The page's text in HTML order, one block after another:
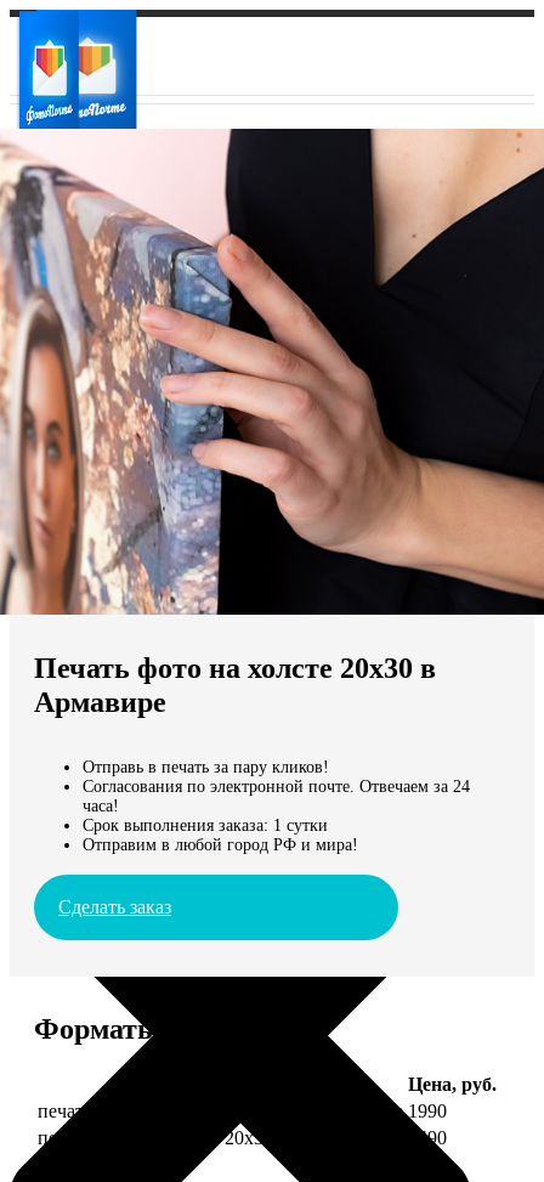
Ваш город:
Ваш регион доставки
Выберите из списка:
Мы доставляем по всему миру
Продолжить без города
Печать фото на холсте 20х30 в
Армавире
Отправь в печать за пару кликов!
Согласования по электронной почте. Отвечаем за 24
часа!
Срок выполнения заказа: 1 сутки
Отправим в любой город РФ и мира!
Сделать заказ
Форматы и цены
Цена, руб.
печать фото на холсте 20х30 на подрамнике 1990
печать фото на холсте 20х30 в раме
4490